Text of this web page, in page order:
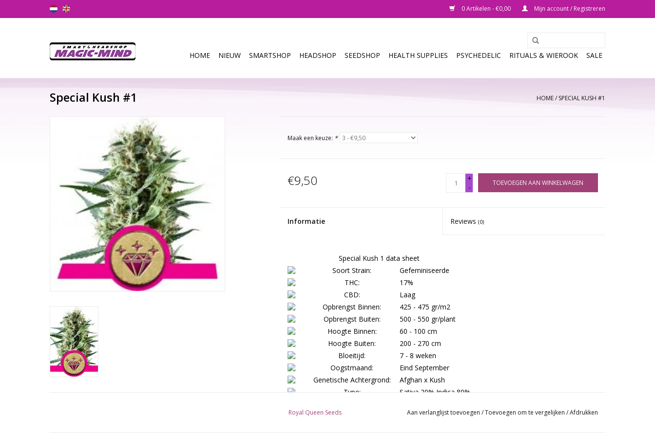
0 Artikelen - €0,00 Mijn account / Registreren
HOME NIEUW SMARTSHOP HEADSHOP SEEDSHOP HEALTH SUPPLIES PSYCHEDELIC RITUALS & WIEROOK SALE
Special Kush #1 HOME/SPECIAL KUSH #1
Maak een keuze: *
€9,50
+
-
TOEVOEGEN AAN WINKELWAGEN
Informatie Reviews(0)
Special Kush 1 data sheet
Soort Strain:
Gefeminiseerde
THC:
17%
CBD:
Laag
Opbrengst Binnen:
425 - 475 gr/m2
Opbrengst Buiten:
500 - 550 gr/plant
Hoogte Binnen:
60 - 100 cm
Hoogte Buiten:
200 - 270 cm
Bloeitijd:
7 - 8 weken
Oogstmaand:
Eind September
Genetische Achtergrond:
Afghan x Kush
Type:
Sativa 20% Indica 80%
Stoned, Zwaar
Royal Queen Seeds Aan verlanglijst toevoegen /Toevoegen om te vergelijken /Afdrukken